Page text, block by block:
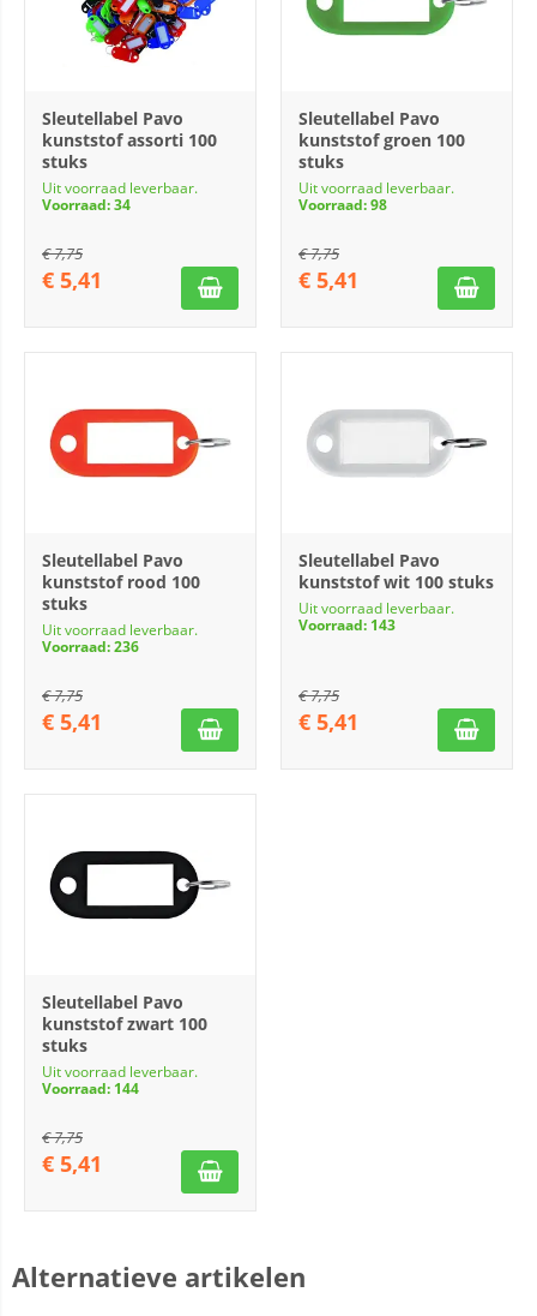
Sleutellabel Pavo
kunststof assorti 100
stuks
Uit voorraad leverbaar.
Voorraad: 34
€7,75
€ 5,41
Sleutellabel Pavo
kunststof groen 100
stuks
Uit voorraad leverbaar.
Voorraad: 98
€7,75
€ 5,41
Sleutellabel Pavo
kunststof rood 100
stuks
Uit voorraad leverbaar.
Voorraad: 236
€7,75
€ 5,41
Sleutellabel Pavo
kunststof wit 100 stuks
Uit voorraad leverbaar.
Voorraad: 143
€7,75
€ 5,41
Sleutellabel Pavo
kunststof zwart 100
stuks
Uit voorraad leverbaar.
Voorraad: 144
€7,75
€ 5,41
Alternatieve artikelen